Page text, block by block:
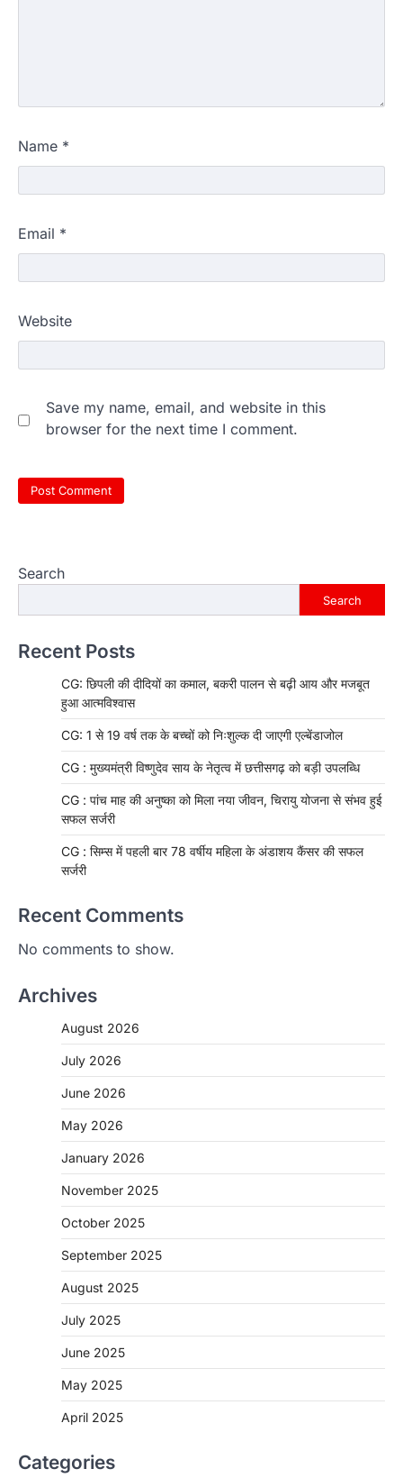
Name *
Email *
Website
Save my name, email, and website in this
browser for the next time I comment.
Search
Search
Recent Posts
CG: छिपली की दीदियों का कमाल, बकरी पालन से बढ़ी आय और मजबूत
हुआ आत्मविश्वास
CG: 1 से 19 वर्ष तक के बच्चों को निःशुल्क दी जाएगी एल्बेंडाजोल
CG : मुख्यमंत्री विष्णुदेव साय के नेतृत्व में छत्तीसगढ़ को बड़ी उपलब्धि
CG : पांच माह की अनुष्का को मिला नया जीवन, चिरायु योजना से संभव हुई
सफल सर्जरी
CG : सिम्स में पहली बार 78 वर्षीय महिला के अंडाशय कैंसर की सफल
सर्जरी
Recent Comments
No comments to show.
Archives
August 2026
July 2026
June 2026
May 2026
January 2026
November 2025
October 2025
September 2025
August 2025
July 2025
June 2025
May 2025
April 2025
Categories
CHHATTISGARH
जाएगी एल्बेंडाजोल
More Khabar August 7, 2026
रायपुर। राष्ट्रीय कृमि मुक्ति दिवस भारत सरकार द्वारा
CHHATTISGARH
CG : मुख्यमंत्री विष्णुदेव साय के नेतृत्व में
छत्तीसगढ़ को बड़ी उपलब्धि